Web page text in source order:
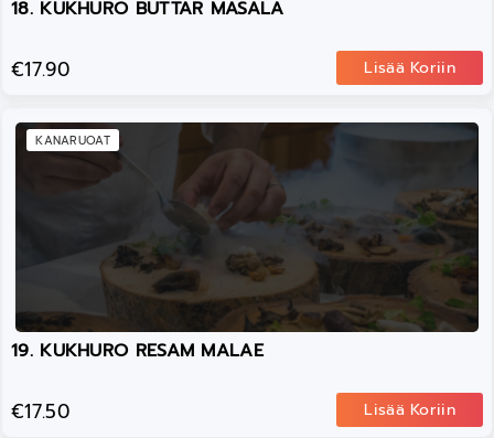
18. KUKHURO BUTTAR MASALA
€17.90 Lisää Koriin
KANARUOAT
19. KUKHURO RESAM MALAE
€17.50 Lisää Koriin